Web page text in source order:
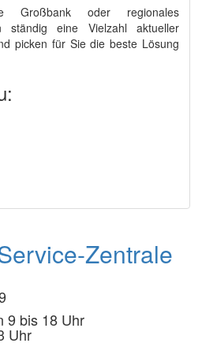
Großbank oder regionales
ständig eine Vielzahl aktueller
picken für Sie die beste Lösung
Zentrale
9 bis 18 Uhr
Uhr